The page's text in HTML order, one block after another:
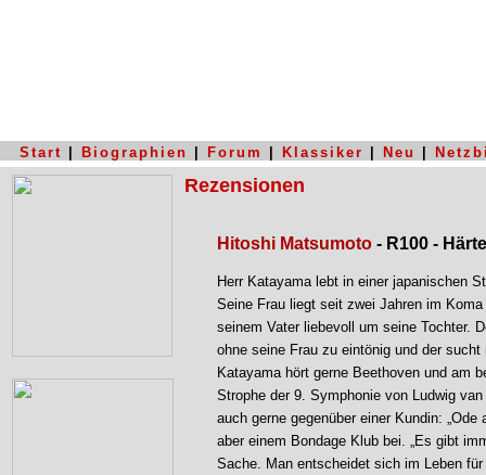
Start Biographien Forum Klassiker Neu
Rezensionen
Hitoshi Matsumoto - R100 -
Herr Katayama lebt in einer japanischen
Seine Frau liegt seit zwei Jahren im
seinem Vater liebevoll um seine Tochter.
ohne seine Frau zu eintönig und der sucht
Katayama hört gerne Beethoven und am
Strophe der 9. Symphonie von Ludwig
auch gerne gegenüber einer Kundin: „Ode
aber einem Bondage Klub bei. „Es gibt
Sache. Man entscheidet sich im Leben